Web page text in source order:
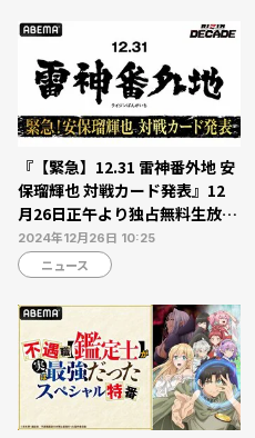
『【緊急】12.31 雷神番外地 安
保瑠輝也 対戦カード発表』12
月26日正午より独占無料生放送
【ABEMA】
2024年12月26日 10:25
ニュース